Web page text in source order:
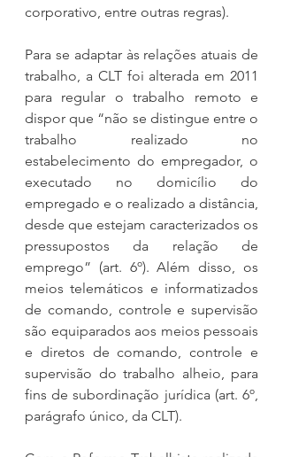
corporativo, entre outras regras).
Para se adaptar às relações atuais de
trabalho, a CLT foi alterada em 2011
para regular o trabalho remoto e
dispor que “não se distingue entre o
trabalho realizado no
estabelecimento do empregador, o
executado no domicílio do
empregado e o realizado a distância,
desde que estejam caracterizados os
pressupostos da relação de
emprego” (art. 6º). Além disso, os
meios telemáticos e informatizados
de comando, controle e supervisão
são equiparados aos meios pessoais
e diretos de comando, controle e
supervisão do trabalho alheio, para
fins de subordinação jurídica (art. 6º,
parágrafo único, da CLT).